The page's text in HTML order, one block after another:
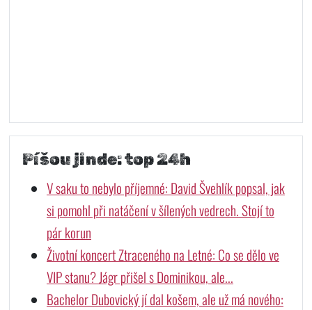
Píšou jinde: top 24h
V saku to nebylo příjemné: David Švehlík popsal, jak
si pomohl při natáčení v šílených vedrech. Stojí to
pár korun
Životní koncert Ztraceného na Letné: Co se dělo ve
VIP stanu? Jágr přišel s Dominikou, ale...
Bachelor Dubovický jí dal košem, ale už má nového: